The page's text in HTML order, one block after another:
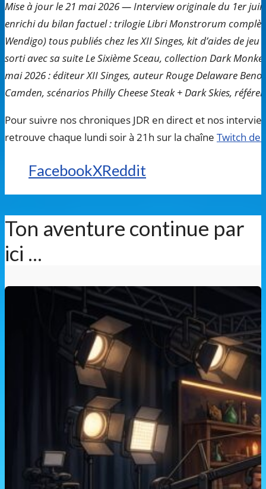
Mise à jour le 21 mai 2026 — Interview originale du 1er
enrichi du bilan factuel : trilogie Libri Monstrorum
Wendigo) tous publiés chez les XII Singes, kit d’aides de
sorti avec sa suite Le Sixième Sceau, collection Dark
mai 2026 : éditeur XII Singes, auteur Rouge Delaware
Camden, scénarios Philly Cheese Steak + Dark Skies,
Pour suivre nos chroniques JDR en direct et nos
retrouve chaque lundi soir à 21h sur la chaîne Twitch de
FacebookXReddit
Ton aventure continue par
ici ...